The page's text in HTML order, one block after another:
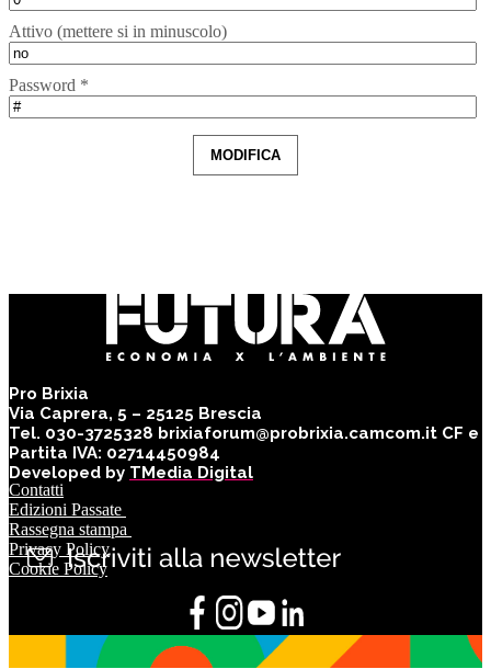
Attivo (mettere si in minuscolo)
Password *
MODIFICA
Pro Brixia
Via Caprera, 5 – 25125 Brescia
Tel. 030-3725328 brixiaforum@probrixia.camcom.it CF e
Partita IVA: 02714450984
Developed by TMedia Digital
Contatti
Edizioni Passate
Rassegna stampa
Privacy Policy
Cookie Policy